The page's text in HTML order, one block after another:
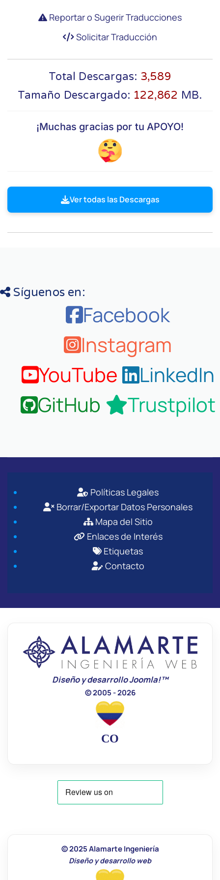
Texto completo de la licencia:
https://www.gnu.org/licenses/gpl-
Reportar o Sugerir Traducciones
Solicitar Traducción
Total Descargas: 3,589
Tamaño Descargado: 122,862 MB.
¡Muchas gracias por tu APOYO!
Ver todas las Descargas
Síguenos en:
Facebook
Instagram
YouTube
LinkedIn
GitHub
Trustpilot
Políticas Legales
Borrar/Exportar Datos Personales
Mapa del Sitio
Enlaces de Interés
Etiquetas
Contacto
Diseño y desarrollo Joomla!™
© 2005 - 2026
CO
© 2025 Alamarte Ingeniería
Diseño y desarrollo web